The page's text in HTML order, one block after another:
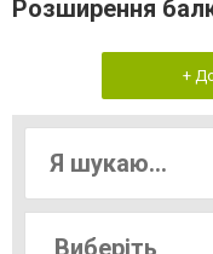
Розширення
+